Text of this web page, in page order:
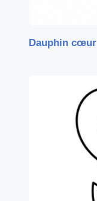
Dauphin cœur